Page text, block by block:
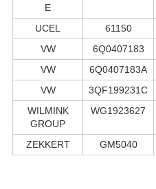
E
UCEL 61150
VW
6Q0407183
VW
6Q0407183A
VW
3QF199231C
WILMINK
GROUP
WG1923627
ZEKKERT GM5040